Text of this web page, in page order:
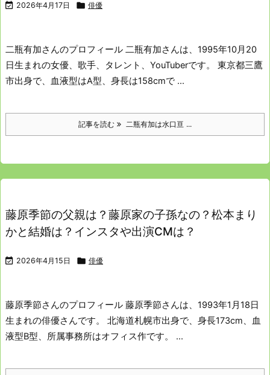
 2026年4月17日  俳優
二瓶有加さんのプロフィール 二瓶有加さんは、1995年10月20
日生まれの女優、歌手、タレント、YouTuberです。
東京都三鷹
市出身で、血液型はA型、身長は158cmで ...
記事を読む 二瓶有加は水口亘 ...
藤原季節の父親は？藤原家の子孫なの？松本まり
かと結婚は？インスタや出演CMは？
 2026年4月15日  俳優
藤原季節さんのプロフィール 藤原季節さんは、1993年1月18日
生まれの俳優さんです。
北海道札幌市出身で、身長173cm、血
液型B型、所属事務所はオフィス作です。 ...